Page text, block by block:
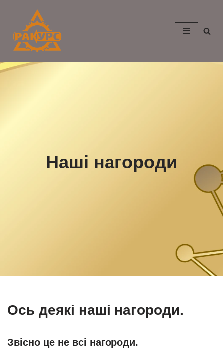
Перейти
до
вмісту
Наші нагороди
Ось деякі наші нагороди.
Звісно це не всі нагороди.